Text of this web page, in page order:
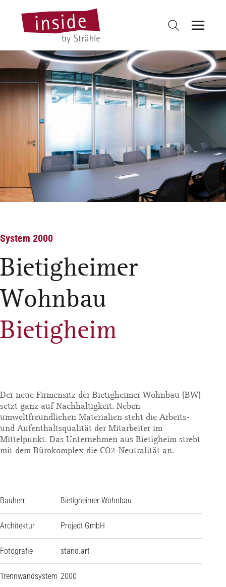
System 2000
Bietigheimer
Wohnbau
Bietigheim
Der neue Firmensitz der Bietigheimer Wohnbau (BW)
setzt ganz auf Nachhaltigkeit. Neben
umweltfreundlichen Materialien steht die Arbeits-
und Aufenthaltsqualität der Mitarbeiter im
Mittelpunkt. Das Unternehmen aus Bietigheim strebt
mit dem Bürokomplex die CO2-Neutralität an.
Bauherr Bietigheimer Wohnbau
Architektur Project GmbH
Fotografie stand.art
Trennwandsystem 2000